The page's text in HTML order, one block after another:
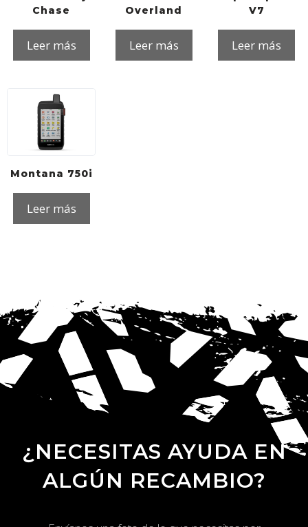
Chase
Leer más
Overland
Leer más
V7
Leer más
Montana 750i
Leer más
¿NECESITAS AYUDA EN
ALGÚN RECAMBIO?